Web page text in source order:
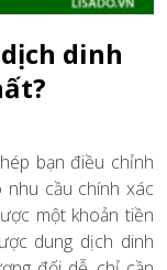
dinh
bạn điều chỉnh
cầu chính xác
một khoản tiền
dung dịch dinh